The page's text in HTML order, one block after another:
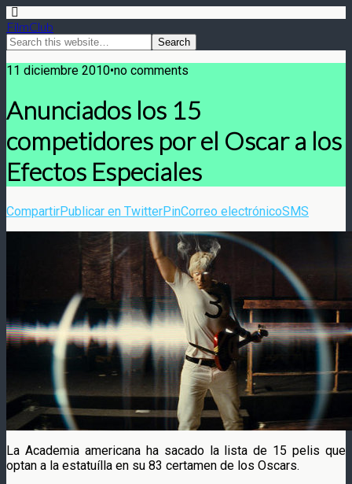
FilmClub
11 diciembre 2010•no comments
Anunciados los 15
competidores por el Oscar a los
Efectos Especiales
CompartirPublicar en TwitterPinCorreo electrónicoSMS
La Academia americana ha sacado la lista de 15 pelis que
optan a la estatuílla en su 83 certamen de los Oscars.